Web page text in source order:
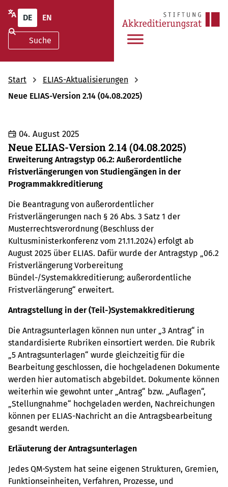
DE EN
Start
ELIAS-Aktualisierungen
Neue ELIAS-Version 2.14 (04.08.2025)
04. August 2025
Neue ELIAS-Version 2.14 (04.08.2025)
Erweiterung Antragstyp 06.2: Außerordentliche
Fristverlängerungen von Studiengängen in der
Programmakkreditierung
Die Beantragung von außerordentlicher
Fristverlängerungen nach § 26 Abs. 3 Satz 1 der
Musterrechtsverordnung (Beschluss der
Kultusministerkonferenz vom 21.11.2024) erfolgt ab
August 2025 über ELIAS. Dafür wurde der Antragstyp „06.2
Fristverlängerung Vorbereitung
Bündel-/Systemakkreditierung; außerordentliche
Fristverlängerung“ erweitert.
Antragstellung in der (Teil-)Systemakkreditierung
Die Antragsunterlagen können nun unter „3 Antrag“ in
standardisierte Rubriken einsortiert werden. Die Rubrik
„5 Antragsunterlagen“ wurde gleichzeitig für die
Bearbeitung geschlossen, die hochgeladenen Dokumente
werden hier automatisch abgebildet. Dokumente können
weiterhin wie gewohnt unter „Antrag“ bzw. „Auflagen“,
„Stellungnahme“ hochgeladen werden, Nachreichungen
können per ELIAS-Nachricht an die Antragsbearbeitung
gesandt werden.
Erläuterung der Antragsunterlagen
Jedes QM-System hat seine eigenen Strukturen, Gremien,
Funktionseinheiten, Verfahren, Prozesse, und